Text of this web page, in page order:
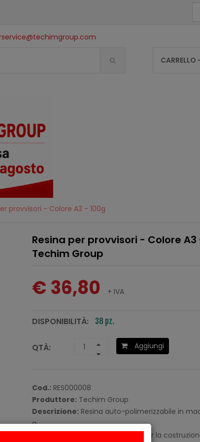
CARRELLO
provvisori - Colore A3 - 100g
Resina per provvisori - Colore A3
Techim Group
€ 36,80 + IVA
DISPONIBILITÀ: 38 pz.
QTÀ: Aggiungi
Cod.: RES000008
Produttore: Techim Group
Descrizione: Resina auto-polimerizzabile in
a
pressione a bassa temperatura per la